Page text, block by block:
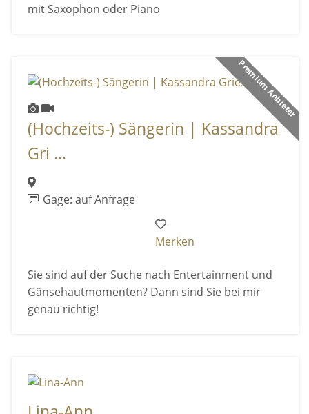
mit Saxophon oder Piano
Premium Anbieter
(Hochzeits-) Sängerin | Kassandra
Gri ...
Gage: auf Anfrage
Merken
Sie sind auf der Suche nach Entertainment und
Gänsehautmomenten? Dann sind Sie bei mir
genau richtig!